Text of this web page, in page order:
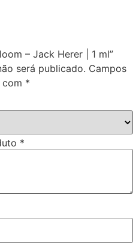
– Jack Herer | 1 ml”
será publicado. Campos
*
*